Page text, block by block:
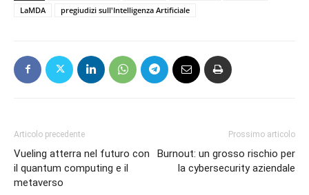
LaMDA
pregiudizi sull'Intelligenza Artificiale
Articolo precedente
Vueling atterra nel futuro con
il quantum computing e il
metaverso
Prossimo articolo
Burnout: un grosso rischio per
la cybersecurity aziendale